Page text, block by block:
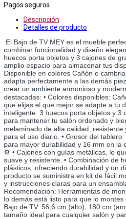
Pagos seguros
Descripción
Detalles de producto
El Bajo de TV MEY es el mueble
combinar funcionalidad y diseño
huecos porta objetos y 3 cajones de
amplio espacio para almacenar tus
Disponible en colores Cañón o
adapta perfectamente a las demás
crear un ambiente armonioso y
destacadas: • Colores disponibles:
que elijas el que mejor se adapte a tu
inteligente: 3 huecos porta objetos y 3
para mantener tu salón ordenado y
melaminado de alta calidad,
para el uso diario. • Grosor del
para mayor durabilidad y 16 mm en la
⚙️ • Cajones con guías metálicas, lo
suave y resistente. • Combinación de
plásticos, ofreciendo durabilidad y un
producto se suministra en kit de fácil
y instrucciones claras para un
Recomendación: Herramientas de
lo demás está listo para que lo
Bajo de TV: 56,6 cm (alto), 180 cm
tamaño ideal para cualquier salón y